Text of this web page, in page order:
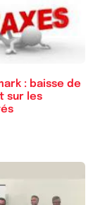
: baisse de
sur les